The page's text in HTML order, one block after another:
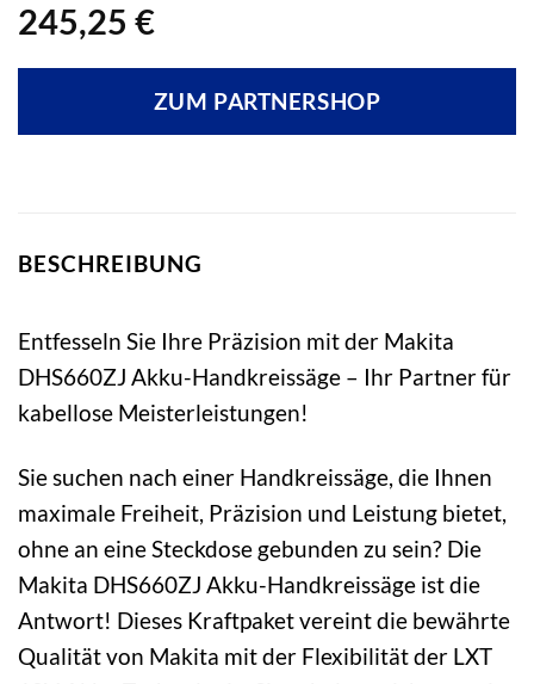
245,25 €
ZUM PARTNERSHOP
BESCHREIBUNG
Entfesseln Sie Ihre Präzision mit der Makita
DHS660ZJ Akku-Handkreissäge – Ihr Partner für
kabellose Meisterleistungen!
Sie suchen nach einer Handkreissäge, die Ihnen
maximale Freiheit, Präzision und Leistung bietet,
ohne an eine Steckdose gebunden zu sein? Die
Makita DHS660ZJ Akku-Handkreissäge ist die
Antwort! Dieses Kraftpaket vereint die bewährte
Qualität von Makita mit der Flexibilität der LXT